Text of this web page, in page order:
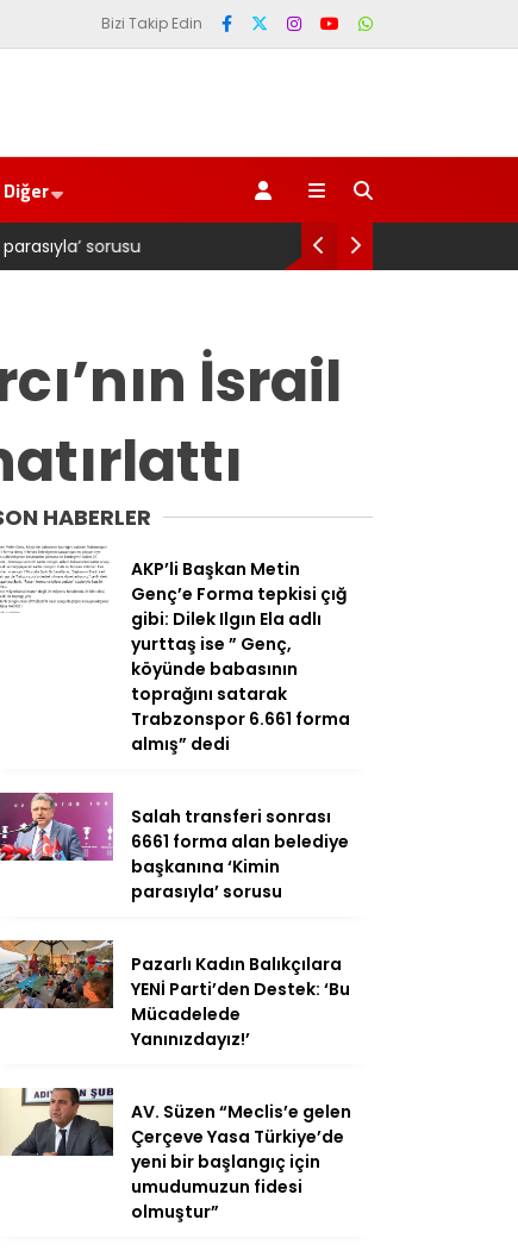
Bizi Takip Edin
Diğer
Pazarlı Kadın Balıkçılara YENİ Parti’den
İsrail
HABERLER
AKP’li Başkan Metin
Genç’e Forma tepkisi çığ
gibi: Dilek Ilgın Ela adlı
yurttaş ise ” Genç,
köyünde babasının
toprağını satarak
Trabzonspor 6.661 forma
almış” dedi
Salah transferi sonrası
6661 forma alan belediye
başkanına ‘Kimin
parasıyla’ sorusu
Pazarlı Kadın Balıkçılara
YENİ Parti’den Destek: ‘Bu
Mücadelede
Yanınızdayız!’
AV. Süzen “Meclis’e gelen
Çerçeve Yasa Türkiye’de
yeni bir başlangıç için
umudumuzun fidesi
olmuştur”